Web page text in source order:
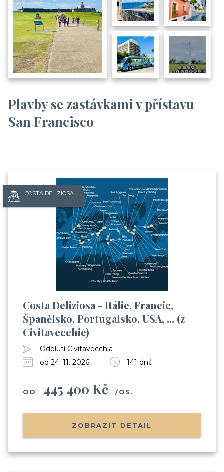
Plavby se zastávkami v přístavu
San Francisco
COSTA DELIZIOSA
Costa Deliziosa - Itálie, Francie,
Španělsko, Portugalsko, USA, ... (z
Civitavecchie)
Odplutí Civitavecchia
od 24. 11. 2026
141 dnů
OD 445 400 Kč /OS.
ZOBRAZIT DETAIL